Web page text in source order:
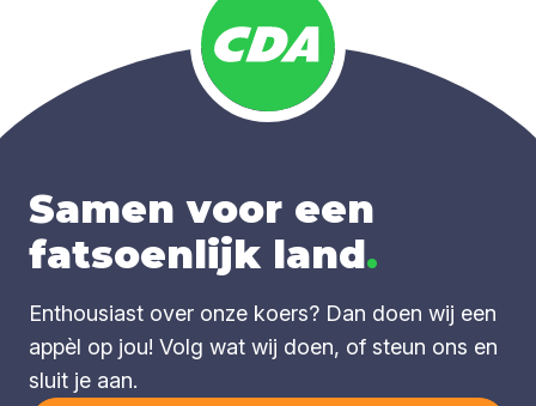
Samen voor een
fatsoenlijk land.
Enthousiast over onze koers? Dan doen wij een
appèl op jou! Volg wat wij doen, of steun ons en
sluit je aan.